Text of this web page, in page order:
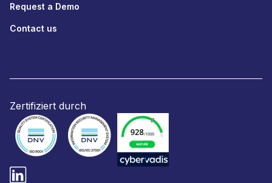
Request a Demo
Contact us
Zertifiziert durch